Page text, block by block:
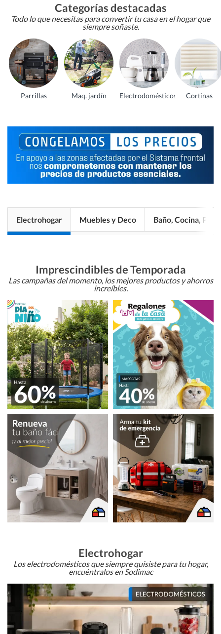
Categorías destacadas
Todo lo que necesitas para convertir tu casa en el hogar que
siempre soñaste.
Parrillas Maq. jardín Electrodomésticos Cortinas
Electrohogar Muebles y Deco Baño, Cocina, Pisos
Imprescindibles de Temporada
Las campañas del momento, los mejores productos y ahorros
increíbles.
Electrohogar
Los electrodomésticos que siempre quisiste para tu hogar,
encuéntralos en Sodimac